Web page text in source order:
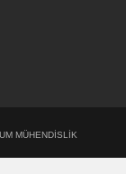
MÜHENDISLIK